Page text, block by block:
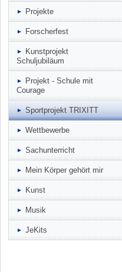
Projekte
Forscherfest
Kunstprojekt
Schuljubiläum
Projekt - Schule mit
Courage
Sportprojekt TRIXITT
Wettbewerbe
Sachunterricht
Mein Körper gehört mir
Kunst
Musik
JeKits